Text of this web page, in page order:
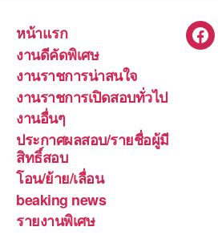
หน้าแรก
งานดีคัดพิเศษ
งานราชการน่าสนใจ
งานราชการเปิดสอบทั่วไป
งานอื่นๆ
ประกาศผลสอบ/รายชื่อผู้มี
สิทธิ์สอบ
โอน/ย้าย/เลื่อน
beaking news
รายงานพิเศษ